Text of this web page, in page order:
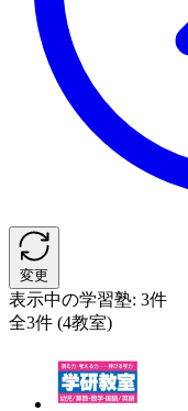
変更
表示中の学習塾: 3件
全3件 (4教室)